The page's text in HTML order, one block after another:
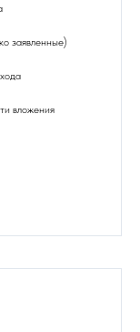
заявленные)
вложения